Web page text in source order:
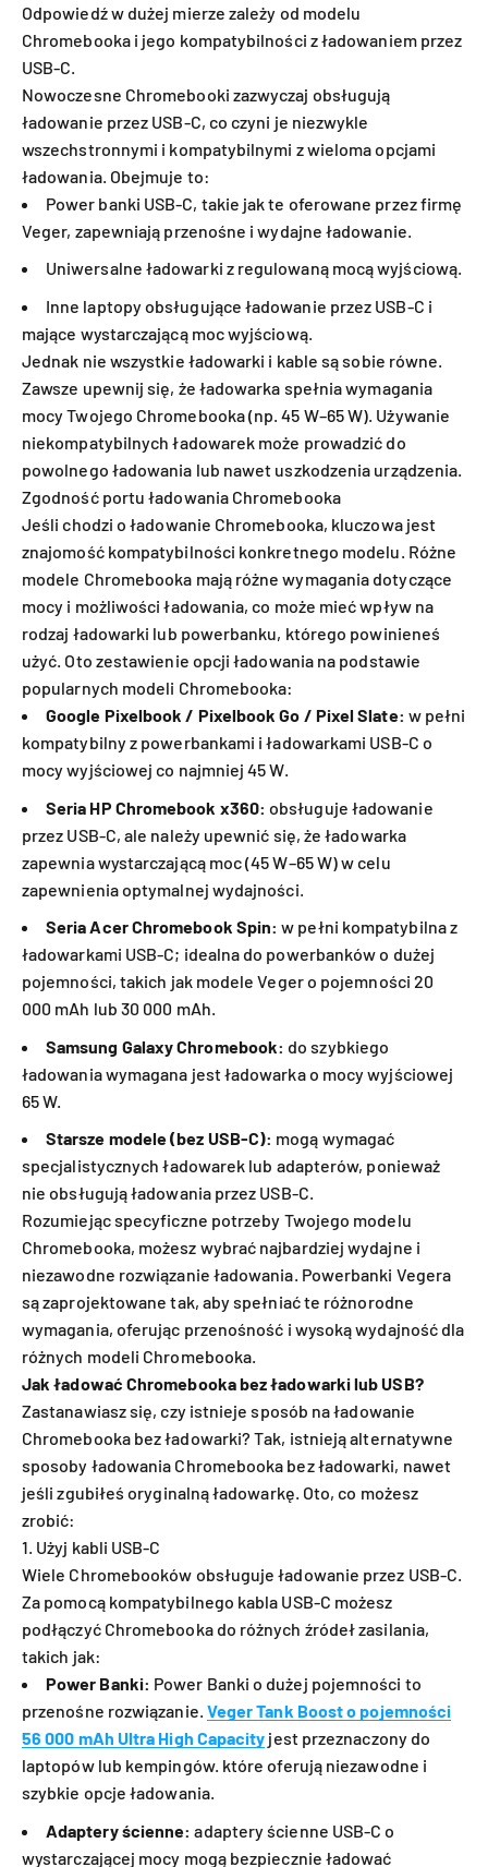
Odpowiedź w dużej mierze zależy od modelu
Chromebooka i jego kompatybilności z ładowaniem przez
USB-C.
Nowoczesne Chromebooki zazwyczaj obsługują
ładowanie przez USB-C, co czyni je niezwykle
wszechstronnymi i kompatybilnymi z wieloma opcjami
ładowania. Obejmuje to:
Power banki USB-C, takie jak te oferowane przez firmę
Veger, zapewniają przenośne i wydajne ładowanie.
Uniwersalne ładowarki z regulowaną mocą wyjściową.
Inne laptopy obsługujące ładowanie przez USB-C i
mające wystarczającą moc wyjściową.
Jednak nie wszystkie ładowarki i kable są sobie równe.
Zawsze upewnij się, że ładowarka spełnia wymagania
mocy Twojego Chromebooka (np. 45 W–65 W). Używanie
niekompatybilnych ładowarek może prowadzić do
powolnego ładowania lub nawet uszkodzenia urządzenia.
Zgodność portu ładowania Chromebooka
Jeśli chodzi o ładowanie Chromebooka, kluczowa jest
znajomość kompatybilności konkretnego modelu. Różne
modele Chromebooka mają różne wymagania dotyczące
mocy i możliwości ładowania, co może mieć wpływ na
rodzaj ładowarki lub powerbanku, którego powinieneś
użyć. Oto zestawienie opcji ładowania na podstawie
popularnych modeli Chromebooka:
Google Pixelbook / Pixelbook Go / Pixel Slate: w pełni
kompatybilny z powerbankami i ładowarkami USB-C o
mocy wyjściowej co najmniej 45 W.
Seria HP Chromebook x360: obsługuje ładowanie
przez USB-C, ale należy upewnić się, że ładowarka
zapewnia wystarczającą moc (45 W–65 W) w celu
zapewnienia optymalnej wydajności.
Seria Acer Chromebook Spin: w pełni kompatybilna z
ładowarkami USB-C; idealna do powerbanków o dużej
pojemności, takich jak modele Veger o pojemności 20
000 mAh lub 30 000 mAh.
Samsung Galaxy Chromebook: do szybkiego
ładowania wymagana jest ładowarka o mocy wyjściowej
65 W.
Starsze modele (bez USB-C): mogą wymagać
specjalistycznych ładowarek lub adapterów, ponieważ
nie obsługują ładowania przez USB-C.
Rozumiejąc specyficzne potrzeby Twojego modelu
Chromebooka, możesz wybrać najbardziej wydajne i
niezawodne rozwiązanie ładowania. Powerbanki Vegera
są zaprojektowane tak, aby spełniać te różnorodne
wymagania, oferując przenośność i wysoką wydajność dla
różnych modeli Chromebooka.
Jak ładować Chromebooka bez ładowarki lub USB?
Zastanawiasz się, czy istnieje sposób na ładowanie
Chromebooka bez ładowarki? Tak, istnieją alternatywne
sposoby ładowania Chromebooka bez ładowarki, nawet
jeśli zgubiłeś oryginalną ładowarkę. Oto, co możesz
zrobić:
1. Użyj kabli USB-C
Wiele Chromebooków obsługuje ładowanie przez USB-C.
Za pomocą kompatybilnego kabla USB-C możesz
podłączyć Chromebooka do różnych źródeł zasilania,
takich jak:
Power Banki: Power Banki o dużej pojemności to
przenośne rozwiązanie. Veger Tank Boost o pojemności
56 000 mAh Ultra High Capacity jest przeznaczony do
laptopów lub kempingów. które oferują niezawodne i
szybkie opcje ładowania.
Adaptery ścienne: adaptery ścienne USB-C o
wystarczającej mocy mogą bezpiecznie ładować